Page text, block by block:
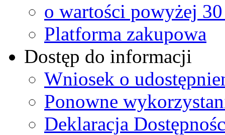
o wartości powyżej
Platforma zakupowa
Dostęp do informacji
Wniosek o
Ponowne
Deklaracja